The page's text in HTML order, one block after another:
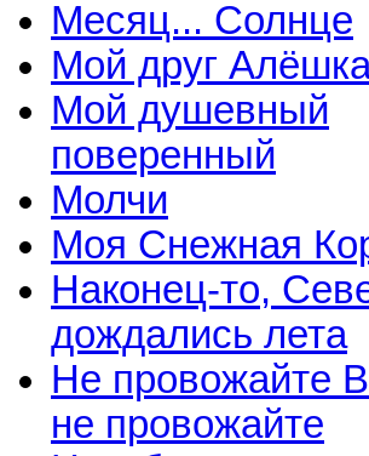
Месяц... Солнце
Мой друг
Мой душевный
поверенный
Молчи
Моя Снежная
Наконец-то,
дождались лета
Не провожайте
не провожайте